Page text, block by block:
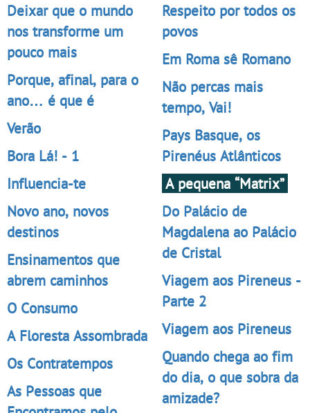
Deixar que o mundo
nos transforme um
pouco mais
Porque, afinal, para o
ano… é que é
Verão
Bora Lá! - 1
Influencia-te
Novo ano, novos
destinos
Ensinamentos que
abrem caminhos
O Consumo
A Floresta Assombrada
Os Contratempos
As Pessoas que
Respeito por todos os
povos
Em Roma sê Romano
Não percas mais
tempo, Vai!
Pays Basque, os
Pirenéus Atlânticos
A pequena “Matrix”
Do Palácio de
Magdalena ao Palácio
de Cristal
Viagem aos Pireneus -
Parte 2
Viagem aos Pireneus
Quando chega ao fim
do dia, o que sobra da
amizade?